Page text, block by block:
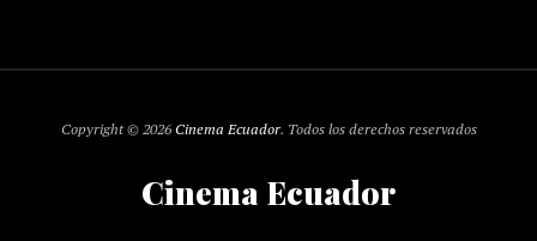
Copyright © 2026Cinema Ecuador. Todos los derechos reservados
Cinema Ecuador